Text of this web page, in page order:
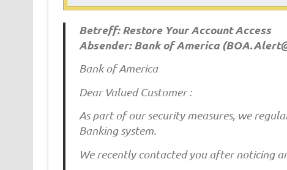
Betreff: Restore Your Account Access
Absender: Bank of America (
Bank of America
Dear Valued Customer :
As part of our security measures, we
Banking system.
We recently contacted you after noticing